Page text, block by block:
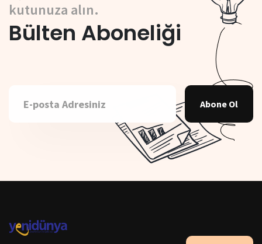
kutunuza alın.
Bülten Aboneliği
Abone Ol